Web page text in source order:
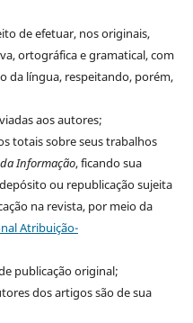
de efetuar, nos originais,
ortográfica e gramatical, com
da língua, respeitando, porém,
aos autores;
totais sobre seus trabalhos
Informação, ficando sua
ou republicação sujeita
na revista, por meio da
Atribuição-
publicação original;
dos artigos são de sua